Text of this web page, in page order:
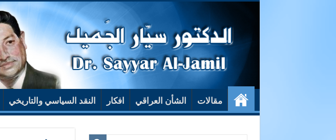
مقالات الشأن العراقي افكار النقد السياسي والتاريخي